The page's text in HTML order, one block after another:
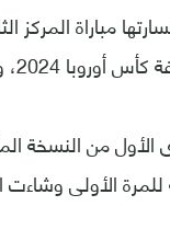
والمجر والبوسنة.
من النسخة
الأولى